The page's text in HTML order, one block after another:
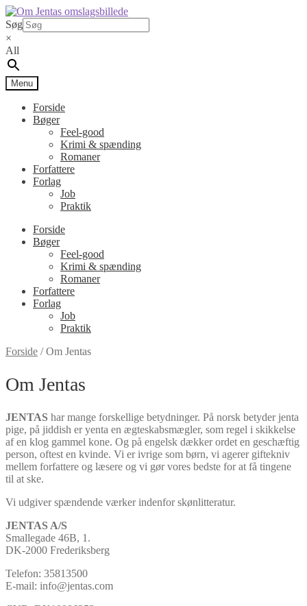
Spring
til
navigation
Spring
til
indhold
Søg
×
All
Menu
Forside
Bøger
Feel-good
Krimi & spænding
Romaner
Forfattere
Forlag
Job
Praktik
Forside
Bøger
Feel-good
Krimi & spænding
Romaner
Forfattere
Forlag
Job
Praktik
Forside /Om Jentas
Om Jentas
JENTAS har mange forskellige betydninger. På norsk betyder jenta
pige, på jiddish er yenta en ægteskabsmægler, som regel i skikkelse
af en klog gammel kone. Og på engelsk dækker ordet en geschæftig
person, oftest en kvinde. Vi er ivrige som børn, vi agerer giftekniv
mellem forfattere og læsere og vi gør vores bedste for at få tingene
til at ske.
Vi udgiver spændende værker indenfor skønlitteratur.
JENTAS A/S
Smallegade 46B, 1.
DK-2000 Frederiksberg
Telefon: 35813500
E-mail: info@jentas.com